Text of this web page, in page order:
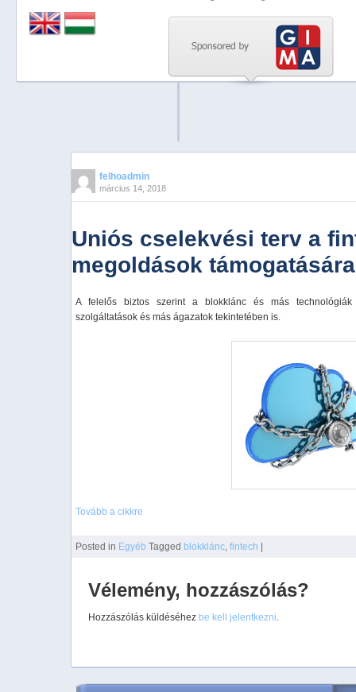
felhoadmin
március 14, 2018
Uniós cselekvési terv a
megoldások támogatására
A felelős biztos szerint a blokklánc és más technológiák
szolgáltatások és más ágazatok tekintetében is.
Tovább a cikkre
Posted in Egyéb Tagged blokklánc, fintech |
Vélemény, hozzászólás?
Hozzászólás küldéséhez be kell jelentkezni.